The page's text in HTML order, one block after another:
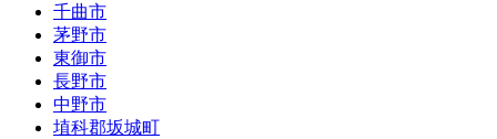
千曲市
茅野市
東御市
長野市
中野市
埴科郡坂城町